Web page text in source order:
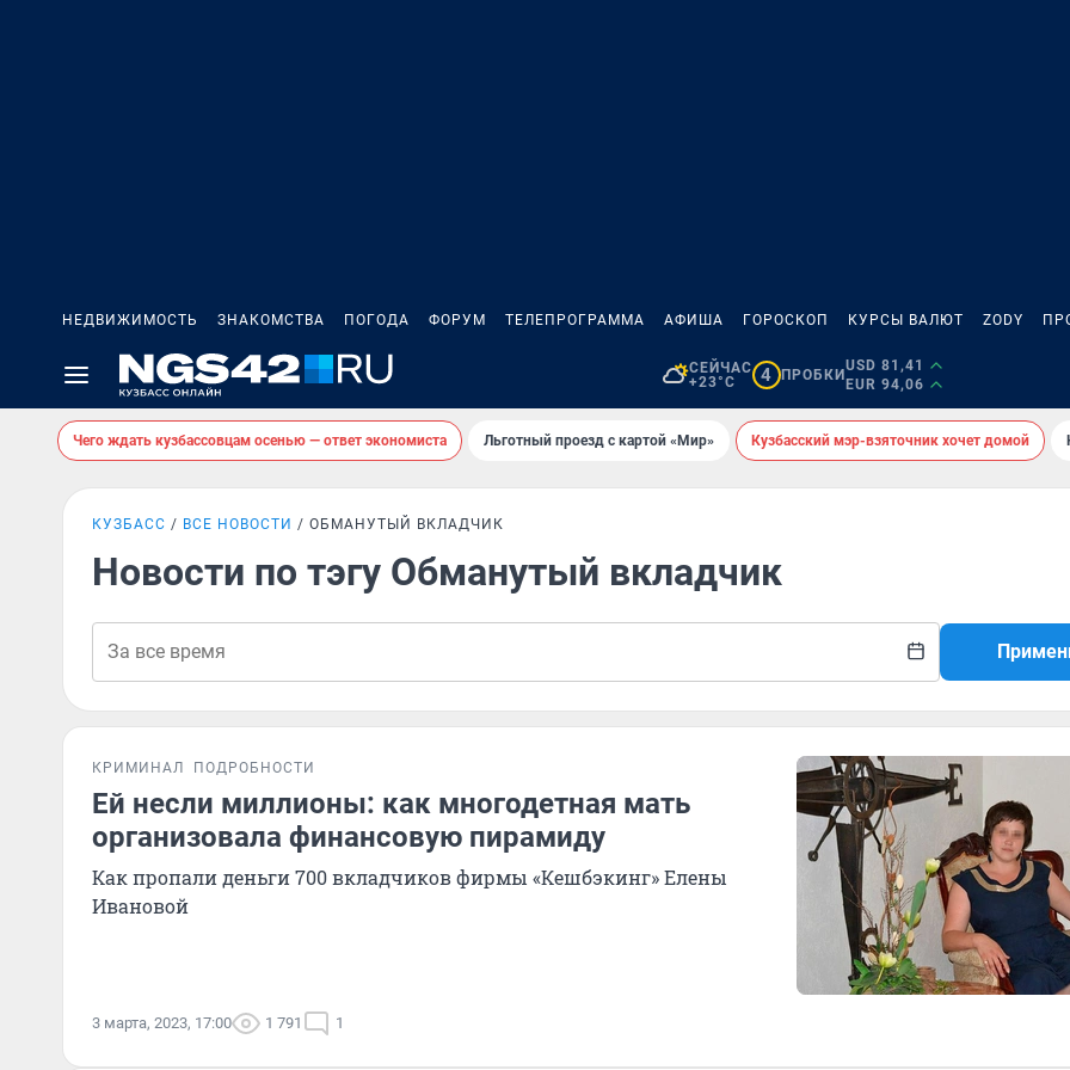
НЕДВИЖИМОСТЬ ЗНАКОМСТВА ПОГОДА ФОРУМ ТЕЛЕПРОГРАММА АФИША ГОРОСКОП КУРСЫ ВАЛЮТ ZODY
СЕЙЧАС
+23°C
4 ПРОБКИ
USD 81,41
EUR 94,06
Чего ждать кузбассовцам осенью — ответ экономиста Льготный проезд с картой «Мир» Кузбасский мэр-взяточник хочет домой
КУЗБАСС ВСЕ НОВОСТИ ОБМАНУТЫЙ ВКЛАДЧИК
Новости по тэгу Обманутый вкладчик
КРИМИНАЛ ПОДРОБНОСТИ
Ей несли миллионы: как многодетная мать
организовала финансовую пирамиду
Как пропали деньги 700 вкладчиков фирмы «Кешбэкинг» Елены
Ивановой
3 марта, 2023, 17:00 1 791 1